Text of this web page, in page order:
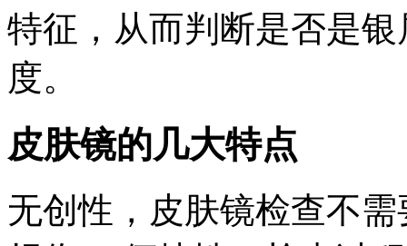
特征，从而判断是否是
度。
皮肤镜的几大特点
无创性，皮肤镜检查不